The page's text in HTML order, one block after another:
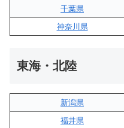
千葉県
神奈川県
東海・北陸
新潟県
福井県